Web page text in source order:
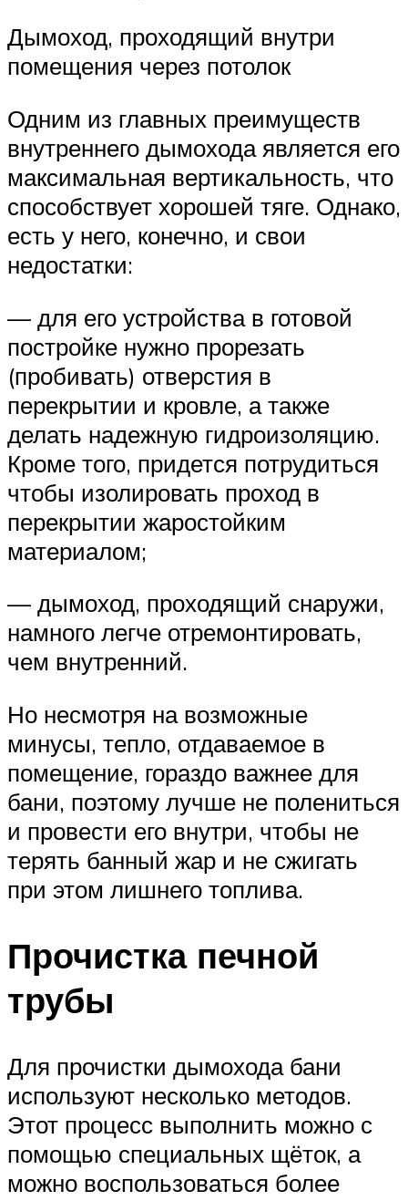
Дымоход, проходящий внутри
помещения через потолок
Одним из главных преимуществ
внутреннего дымохода является его
максимальная вертикальность, что
способствует хорошей тяге. Однако,
есть у него, конечно, и свои
недостатки:
— для его устройства в готовой
постройке нужно прорезать
(пробивать) отверстия в
перекрытии и кровле, а также
делать надежную гидроизоляцию.
Кроме того, придется потрудиться
чтобы изолировать проход в
перекрытии жаростойким
материалом;
— дымоход, проходящий снаружи,
намного легче отремонтировать,
чем внутренний.
Но несмотря на возможные
минусы, тепло, отдаваемое в
помещение, гораздо важнее для
бани, поэтому лучше не полениться
и провести его внутри, чтобы не
терять банный жар и не сжигать
при этом лишнего топлива.
Прочистка печной
трубы
Для прочистки дымохода бани
используют несколько методов.
Этот процесс выполнить можно с
помощью специальных щёток, а
можно воспользоваться более